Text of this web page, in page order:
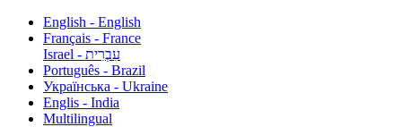
English - English
Français - France
עִבְרִית - Israel
Português - Brazil
Українська - Ukraine
Englis - India
Multilingual